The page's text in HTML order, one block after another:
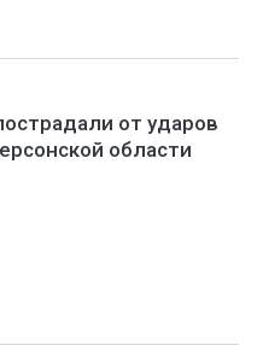
от ударов
области